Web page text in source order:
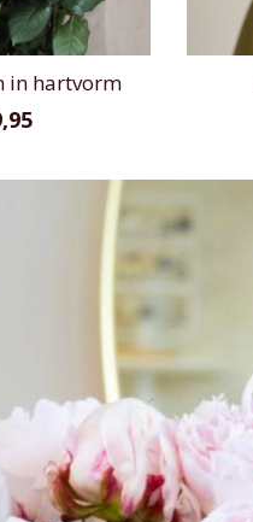
in hartvorm